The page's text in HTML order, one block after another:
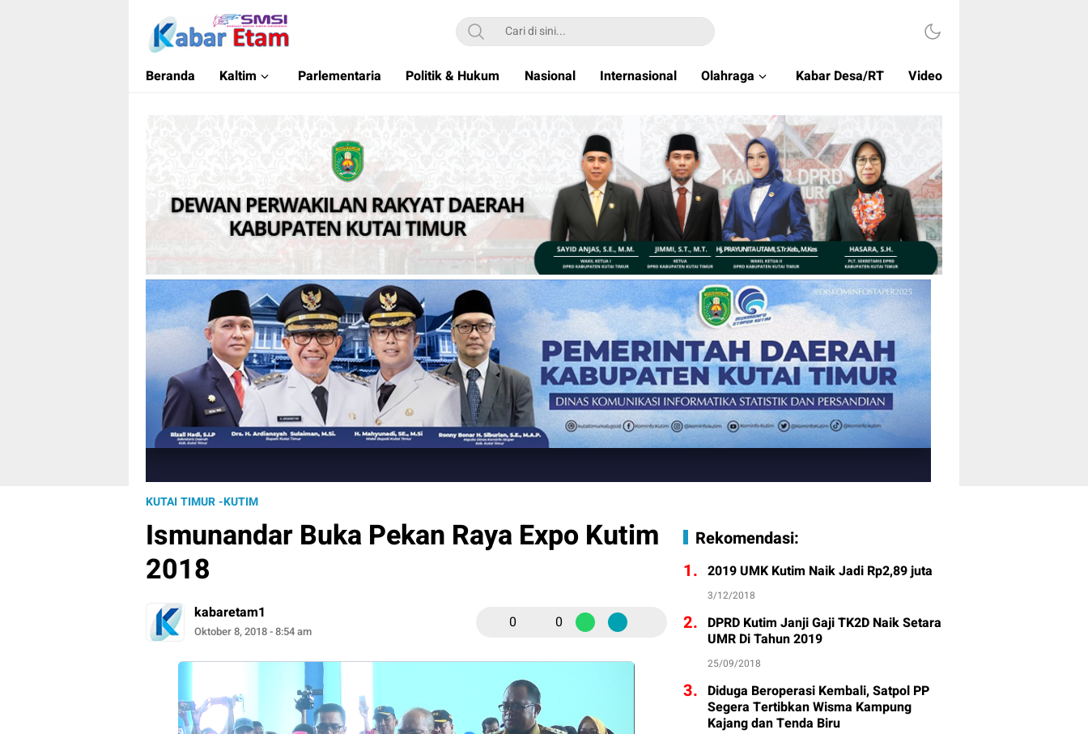
Kabar Etam
Akurat dan Terpercaya
Beranda Kaltim Parlementaria Politik & Hukum Nasional Internasional Olahraga Kabar Desa/RT Video
KUTAI TIMUR -KUTIM
Ismunandar Buka Pekan Raya Expo Kutim
2018
kabaretam1
Oktober 8, 2018 - 8:54 am 0 0
Rekomendasi:
1. 2019 UMK Kutim Naik Jadi Rp2,89 juta
3/12/2018
2. DPRD Kutim Janji Gaji TK2D Naik Setara
UMR Di Tahun 2019
25/09/2018
3. Diduga Beroperasi Kembali, Satpol PP
Segera Tertibkan Wisma Kampung
Kajang dan Tenda Biru